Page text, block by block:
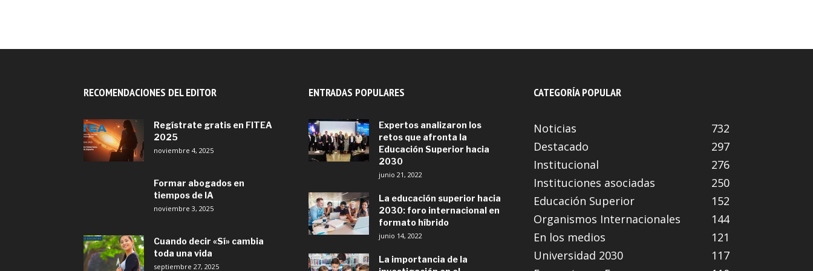
RECOMENDACIONES DEL EDITOR
Regístrate gratis en FITEA
2025
noviembre 4, 2025
Formar abogados en
tiempos de IA
noviembre 3, 2025
Cuando decir «Sí» cambia
toda una vida
septiembre 27, 2025
ENTRADAS POPULARES
Expertos analizaron los
retos que afronta la
Educación Superior hacia
2030
junio 21, 2022
La educación superior hacia
2030: foro internacional en
formato híbrido
junio 14, 2022
La importancia de la
CATEGORÍA POPULAR
Noticias
732
Destacado
297
Institucional
276
Instituciones asociadas
250
Educación Superior
152
Organismos Internacionales
144
En los medios
121
Universidad 2030
117